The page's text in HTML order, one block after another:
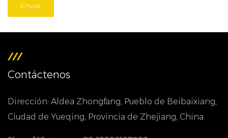
Contáctenos
Dirección: Aldea Zhongfang, Pueblo de Beibaixiang,
Ciudad de Yueqing, Provincia de Zhejiang, China.